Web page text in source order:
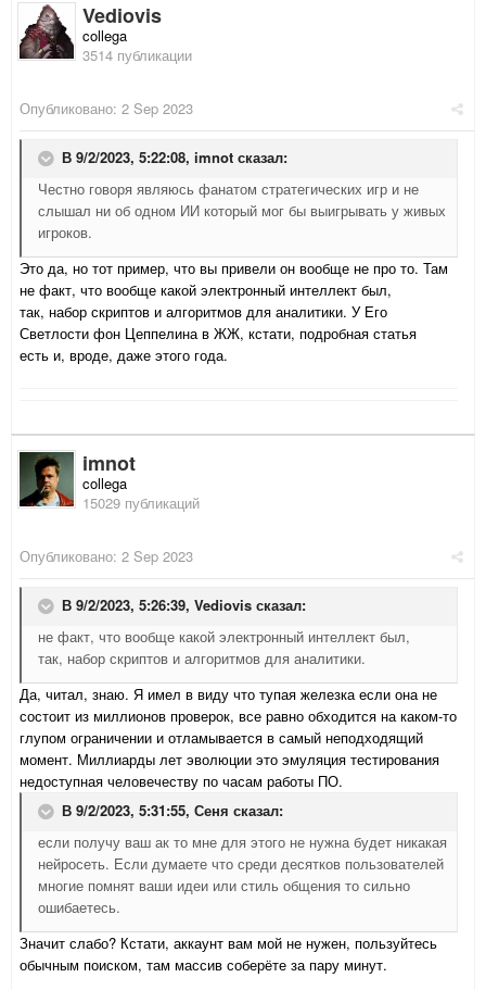
Vediovis
collega
3514 публикации
Опубликовано: 2 Sep 2023
В 9/2/2023, 5:22:08, imnot сказал:
Честно говоря являюсь фанатом стратегических игр и не
слышал ни об одном ИИ который мог бы выигрывать у живых
игроков.
Это да, но тот пример, что вы привели он вообще не про то. Там
не факт, что вообще какой электронный интеллект был,
так, набор скриптов и алгоритмов для аналитики. У Его
Светлости фон Цеппелина в ЖЖ, кстати, подробная статья
есть и, вроде, даже этого года.
imnot
collega
15029 публикаций
Опубликовано: 2 Sep 2023
В 9/2/2023, 5:26:39, Vediovis сказал:
не факт, что вообще какой электронный интеллект был,
так, набор скриптов и алгоритмов для аналитики.
Да, читал, знаю. Я имел в виду что тупая железка если она не
состоит из миллионов проверок, все равно обходится на каком-то
глупом ограничении и отламывается в самый неподходящий
момент. Миллиарды лет эволюции это эмуляция тестирования
недоступная человечеству по часам работы ПО.
В 9/2/2023, 5:31:55, Сеня сказал:
если получу ваш ак то мне для этого не нужна будет никакая
нейросеть. Если думаете что среди десятков пользователей
многие помнят ваши идеи или стиль общения то сильно
ошибаетесь.
Значит слабо? Кстати, аккаунт вам мой не нужен, пользуйтесь
обычным поиском, там массив соберёте за пару минут.